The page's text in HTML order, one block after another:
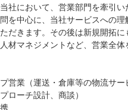
社において、営業部門を牽引
を中心に、当社サービスへの
だきます。その後は新規開拓
材マネジメントなど、営業全
営業（運送・倉庫等の物流サー
ローチ設計、商談）